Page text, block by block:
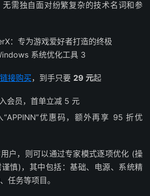
需独自面对纷繁复杂的技术名词和参
接购买，到手只要 29 元起
会员，首单立减 5 元
优惠码，额外再享 95 折优
户，则可以通过专家模式逐项优化 (操
慎)，其中包括：基础、电源、系统精
任务等项目。